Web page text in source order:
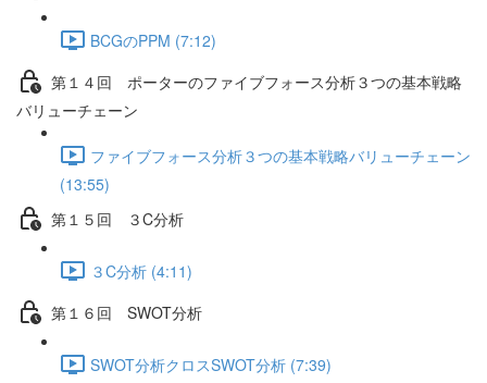
BCGのPPM (7:12)
第１４回 ポーターのファイブフォース分析３つの基本戦略
バリューチェーン
ファイブフォース分析３つの基本戦略バリューチェーン
(13:55)
第１５回 ３C分析
３C分析 (4:11)
第１６回 SWOT分析
SWOT分析クロスSWOT分析 (7:39)